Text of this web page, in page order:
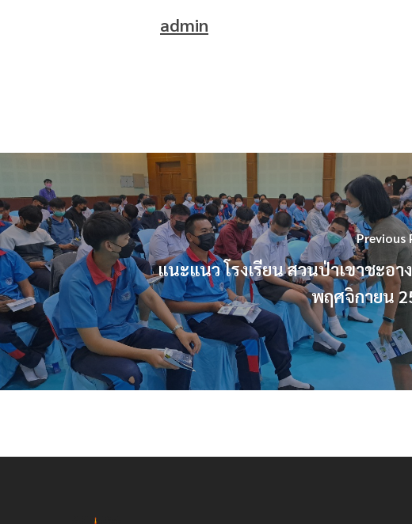
admin
Previous
แนะแนว โรงเรียน สวนป่าเขาชะอา
พฤศจิกายน